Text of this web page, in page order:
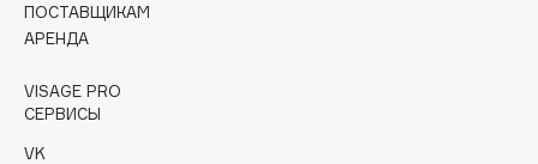
D
d'Alba
DABO
DARLING*
ПОСТАВЩИКАМ
АРЕНДА
VISAGE PRO
СЕРВИСЫ
VK